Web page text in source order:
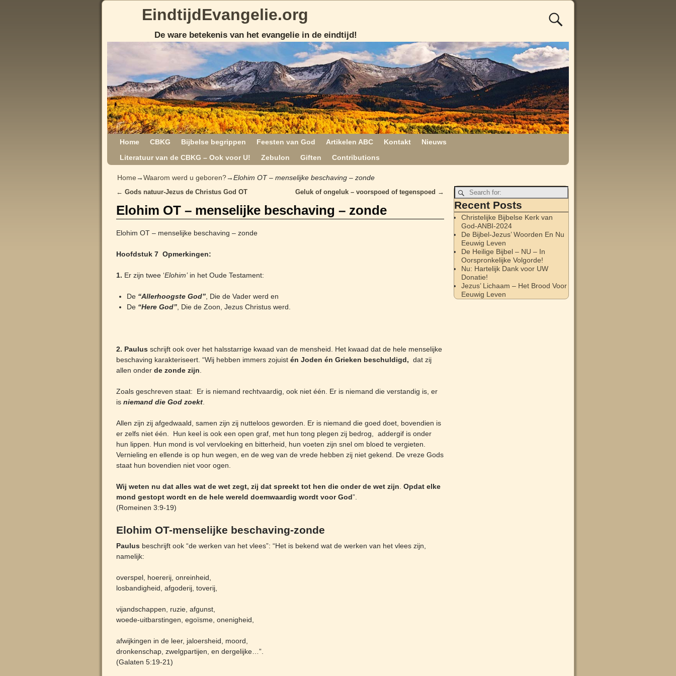
EindtijdEvangelie.org
De ware betekenis van het evangelie in de eindtijd!
Home CBKG Bijbelse begrippen Feesten van God Artikelen ABC Kontakt
Nieuws
Literatuur van de CBKG – Ook voor U!
Zebulon Giften Contributions
Home→Waarom werd u geboren?→Elohim OT – menselijke beschaving – zonde
← Gods natuur-Jezus de Christus God OT Geluk of ongeluk – voorspoed of tegenspoed →
Elohim OT – menselijke beschaving – zonde
Elohim OT – menselijke beschaving – zonde
Hoofdstuk 7 Opmerkingen:
1. Er zijn twee ‘Elohim’in het Oude Testament:
De “Allerhoogste God”, Die de Vader werd en
De “Here God”, Die de Zoon, Jezus Christus werd.
2. Paulus schrijft ook over het halsstarrige kwaad van de mensheid. Het kwaad dat de hele menselijke
beschaving karakteriseert. “Wij hebben immers zojuist én Joden én Grieken beschuldigd,dat zij
allen onder de zonde zijn.
Zoals geschreven staat: Er is niemand rechtvaardig, ook niet één. Er is niemand die verstandig is, er
isniemand die God zoekt.
Allen zijn zij afgedwaald, samen zijn zij nutteloos geworden. Er is niemand die goed doet, bovendien is
er zelfs niet één. Hun keel is ook een open graf, met hun tong plegen zij bedrog, addergif is onder
hun lippen. Hun mond is vol vervloeking en bitterheid, hun voeten zijn snel om bloed te vergieten.
Vernieling en ellende is op hun wegen, en de weg van de vrede hebben zij niet gekend. De vreze Gods
staat hun bovendien niet voor ogen.
Wij weten nu dat alles wat de wet zegt, zij dat spreekt tot hen die onder de wet zijn. Opdat elke
mond gestopt wordt en de hele wereld doemwaardig wordt voor God”.
(Romeinen 3:9-19)
Elohim OT-menselijke beschaving-zonde
Paulus beschrijft ook “de werken van het vlees”: “Het is bekend wat de werken van het vlees zijn,
namelijk:
overspel, hoererij, onreinheid,
losbandigheid, afgoderij, toverij,
vijandschappen, ruzie, afgunst,
woede-uitbarstingen, egoïsme, onenigheid,
afwijkingen in de leer, jaloersheid, moord,
dronkenschap, zwelgpartijen, en dergelijke…”.
(Galaten 5:19-21)
Recent Posts
Christelijke Bijbelse Kerk van
God-ANBI-2024
De Bijbel-Jezus’ Woorden En Nu
Eeuwig Leven
De Heilige Bijbel – NU – In
Oorspronkelijke Volgorde!
Nu: Hartelijk Dank voor UW
Donatie!
Jezus’ Lichaam – Het Brood Voor
Eeuwig Leven